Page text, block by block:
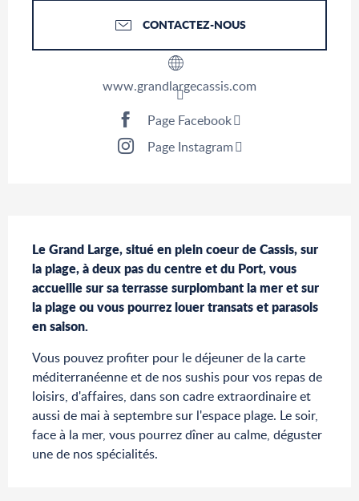
CONTACTEZ-NOUS
www.grandlargecassis.com
Page Facebook
Page Instagram
Le Grand Large, situé en plein coeur de Cassis, sur
la plage, à deux pas du centre et du Port, vous
accueille sur sa terrasse surplombant la mer et sur
la plage ou vous pourrez louer transats et parasols
en saison.
Vous pouvez profiter pour le déjeuner de la carte
méditerranéenne et de nos sushis pour vos repas de
loisirs, d'affaires, dans son cadre extraordinaire et
aussi de mai à septembre sur l'espace plage. Le soir,
face à la mer, vous pourrez dîner au calme, déguster
une de nos spécialités.